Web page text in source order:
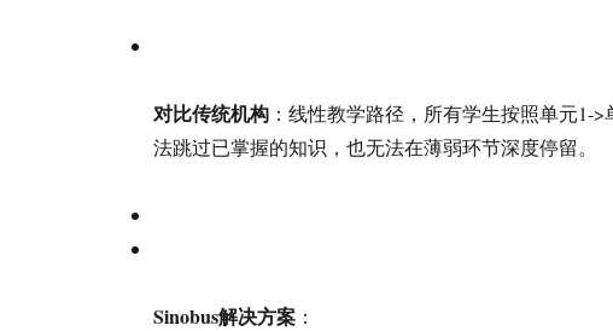
对比传统机构 ：线性教学路径，所有学生按照单元1-
法跳过已掌握的知识，也无法在薄弱环节深度停留。
Sinobus解决方案 ：